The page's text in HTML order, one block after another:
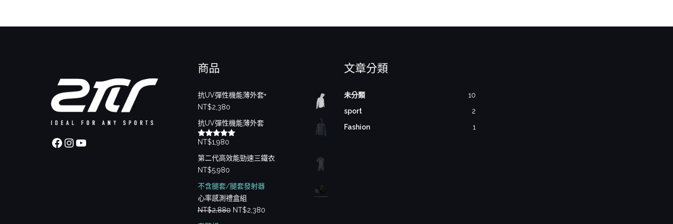
Facebook
Instagram
YouTube
商品
抗UV彈性機能薄外套+
NT$2,380
抗UV彈性機能薄外套
評分5.00
NT$1,980
第二代高效能勁速三鐵衣
NT$5,980
不含腿套/腿套發射器
心率感測禮盒組
NT$2,880 原
NT$2,380目
文章分類
未分類
10
sport
2
Fashion
1